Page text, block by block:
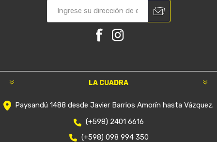
LA CUADRA
Paysandú 1488 desde Javier Barrios Amorín hasta Vázquez.
(+598) 2401 6616
(+598) 098 994 350